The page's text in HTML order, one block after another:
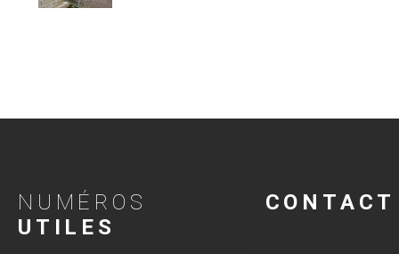
NUMÉROS
UTILES
CONTACT